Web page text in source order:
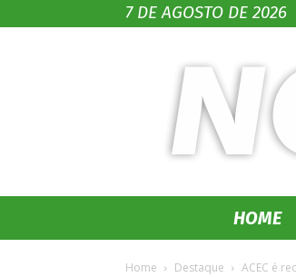
7 DE AGOSTO DE 2026
HOME
Home Destaque ACEC é